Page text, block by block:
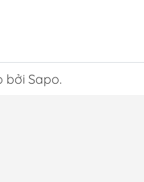
bởi Sapo.